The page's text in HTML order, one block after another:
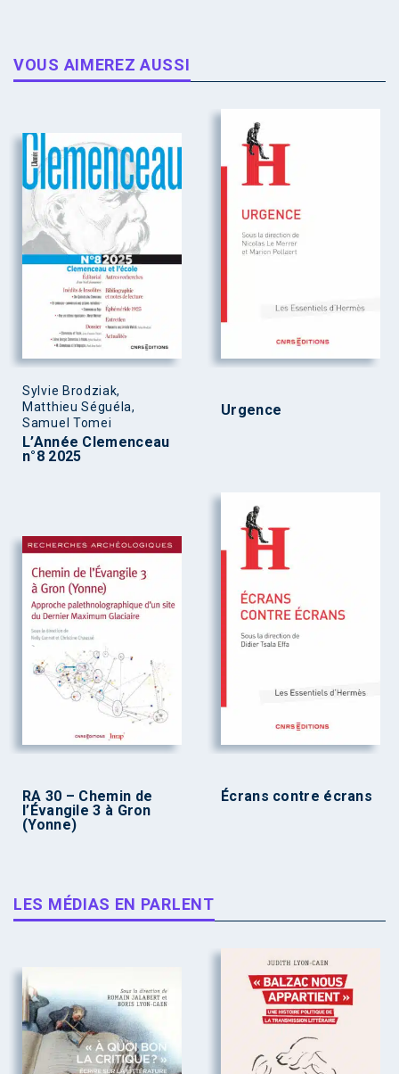
VOUS AIMEREZ AUSSI
Sylvie Brodziak,
Matthieu Séguéla,
Samuel Tomei
L’Année Clemenceau
n°8 2025
Urgence
RA 30 – Chemin de
l’Évangile 3 à Gron
(Yonne)
Écrans contre écrans
LES MÉDIAS EN PARLENT